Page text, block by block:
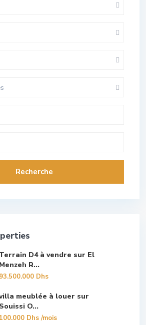
Recherche
Terrain D4 à vendre sur El
Menzeh R...
93.500.000 Dhs
meublée à louer sur
Souissi O...
100.000 Dhs/mois